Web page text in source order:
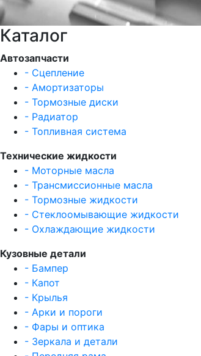
Каталог
Автозапчасти
- Сцепление
- Амортизаторы
- Тормозные диски
- Радиатор
- Топливная система
Технические жидкости
- Моторные масла
- Трансмиссионные масла
- Тормозные жидкости
- Стеклоомывающие жидкости
- Охлаждающие жидкости
Кузовные детали
- Бампер
- Капот
- Крылья
- Арки и пороги
- Фары и оптика
- Зеркала и детали